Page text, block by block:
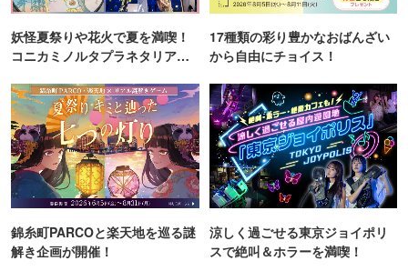
妖怪夏祭りや花火で夏を満喫！
コニカミノルタプラネタリア
17種類の彩り豊かなおばんざい
から自由にチョイス！
錦糸町PARCOと楽天地を巡る謎
解き企画が開催！
涼しく過ごせる東京ジョイポリ
スで絶叫＆ホラーを満喫！